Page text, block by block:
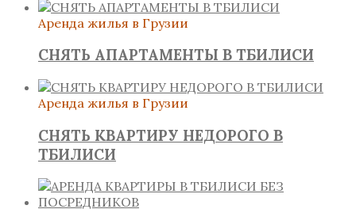
Аренда жилья в Грузии
СНЯТЬ АПАРТАМЕНТЫ В ТБИЛИСИ
Аренда жилья в Грузии
СНЯТЬ КВАРТИРУ НЕДОРОГО В
ТБИЛИСИ